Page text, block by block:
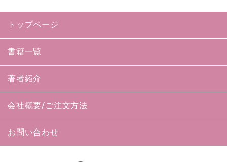
トップページ
書籍一覧
著者紹介
会社概要/ご注文方法
お問い合わせ